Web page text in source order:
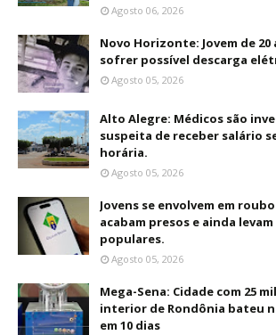
Agosto 06, 2026
Novo Horizonte: Jovem de
sofrer possível descarga
Agosto 05, 2026
Alto Alegre: Médicos são
suspeita de receber salário
horária.
Agosto 05, 2026
Jovens se envolvem em
acabam presos e ainda
populares.
Agosto 05, 2026
Mega-Sena: Cidade com 25
interior de Rondônia bateu
em 10 dias